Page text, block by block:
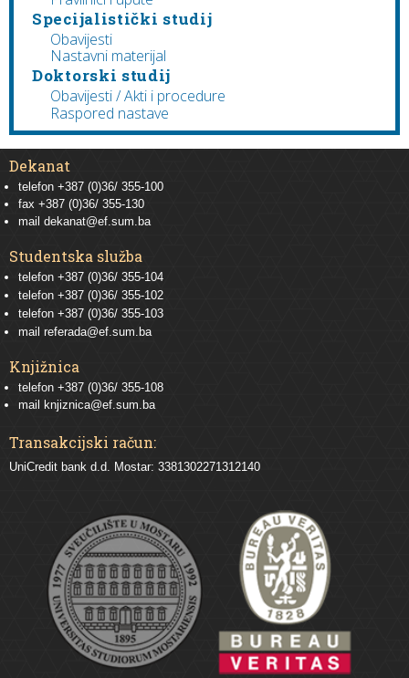
Specijalistički studij
Obavijesti
Nastavni materijal
Doktorski studij
Obavijesti / Akti i procedure
Raspored nastave
Dekanat
telefon +387 (0)36/ 355-100
fax +387 (0)36/ 355-130
mail dekanat@ef.sum.ba
Studentska služba
telefon +387 (0)36/ 355-104
telefon +387 (0)36/ 355-102
telefon +387 (0)36/ 355-103
mail referada@ef.sum.ba
Knjižnica
telefon +387 (0)36/ 355-108
mail knjiznica@ef.sum.ba
Transakcijski račun:
UniCredit bank d.d. Mostar: 3381302271312140